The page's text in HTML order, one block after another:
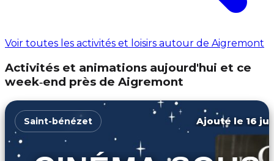
Voir toutes les activités et loisirs autour de Aigremont
Activités et animations aujourd'hui et ce
week‑end près de Aigremont
Saint-bénézet Ajouté le 16